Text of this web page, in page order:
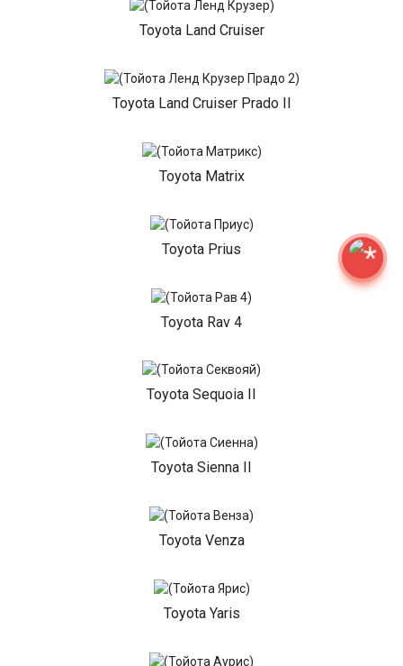
Toyota Land Cruiser
Toyota Land Cruiser Prado II
Toyota Matrix
Toyota Prius
Toyota Rav 4
Toyota Sequoia II
Toyota Sienna II
Toyota Venza
Toyota Yaris